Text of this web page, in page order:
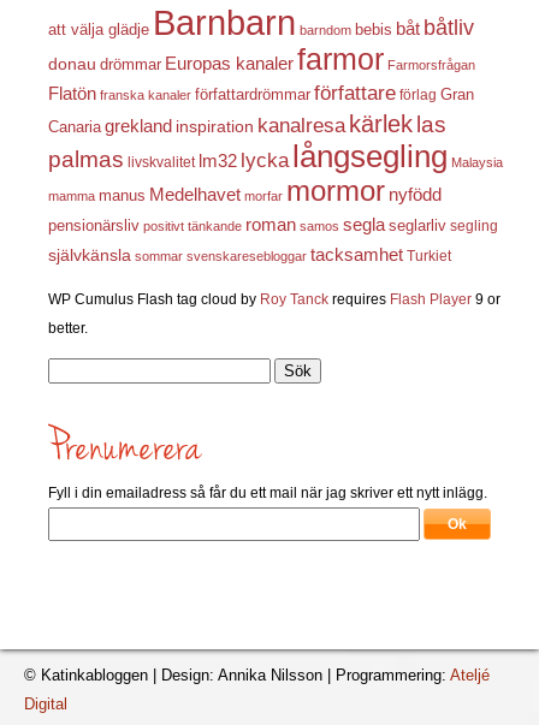
att välja glädje Barnbarn barndom bebis båt båtliv
donau drömmar Europas kanalerfarmor Farmorsfrågan
Flatön franska kanaler författardrömmar författare förlag Gran
Canaria grekland inspiration kanalresa kärleklas
palmas livskvalitet lm32 lycka långsegling Malaysia
mamma manus Medelhavet morfar mormor nyfödd
pensionärsliv positivt tänkande roman samos segla seglarliv segling
självkänsla sommar svenskaresebloggar tacksamhet Turkiet
WP Cumulus Flash tag cloud by Roy Tanck requires Flash Player 9 or
better.
Fyll i din emailadress så får du ett mail när jag skriver ett nytt inlägg.
© Katinkabloggen | Design: Annika Nilsson | Programmering: Ateljé
Digital